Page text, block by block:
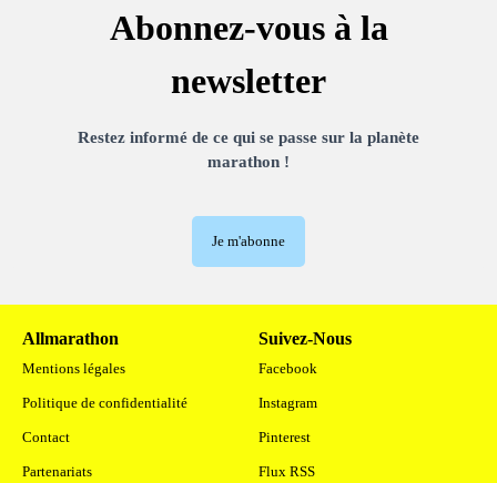
Abonnez-vous à la
newsletter
Restez informé de ce qui se passe sur la planète
marathon !
Je m'abonne
Allmarathon
Mentions légales
Politique de confidentialité
Contact
Partenariats
Suivez-Nous
Facebook
Instagram
Pinterest
Flux RSS